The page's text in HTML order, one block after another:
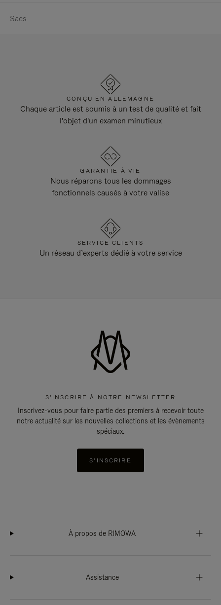
Sacs
CONÇU EN ALLEMAGNE
Chaque article est soumis à un test de qualité et fait
l'objet d'un examen minutieux
GARANTIE À VIE
Nous réparons tous les dommages
fonctionnels causés à votre valise
SERVICE CLIENTS
Un réseau d’experts dédié à votre service
S'INSCRIRE À NOTRE NEWSLETTER
Inscrivez-vous pour faire partie des premiers à recevoir toute
notre actualité sur les nouvelles collections et les évènements
spéciaux.
S'INSCRIRE
À propos de RIMOWA
Assistance